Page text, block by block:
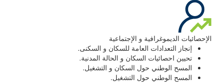
الإحصائيات الديموغرافية و الإجتماعية
إنجاز التعدادات العامة للسكان و السكنى.
تحيين احصائيات السكان و الحالة المدنية.
المسح الوطني حول السكان و التشغيل.
المسح الوطني حول التشغيل.